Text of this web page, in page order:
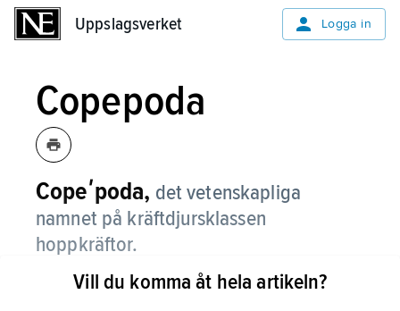
Uppslagsverket Logga in
Copepoda
Copeʹpoda, det vetenskapliga
namnet på kräftdjursklassen
hoppkräftor.
Vill du komma åt hela artikeln?